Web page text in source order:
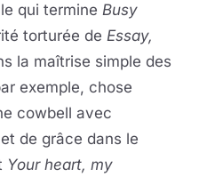
qui termine Busy
torturée de Essay,
la maîtrise simple des
exemple, chose
cowbell avec
de grâce dans le
Your heart, my